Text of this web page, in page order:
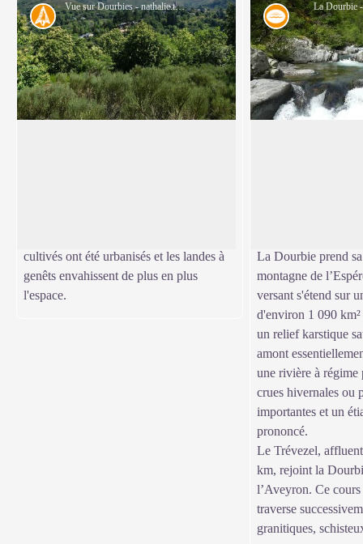
Vue sur Dourbies - nathalie.thomas
Histoire
cultivés ont été urbanisés et les landes à
genêts envahissent de plus en plus
l'espace.
La Dourbie
Eau
La Dourbie prend
montagne de
versant s'étend sur
d'environ 1 090 km²
un relief karstique
amont
une rivière à régime
crues hivernales ou
importantes et un
prononcé.
Le Trévezel,
km, rejoint la
l’Aveyron. Ce cours
traverse
granitiques,